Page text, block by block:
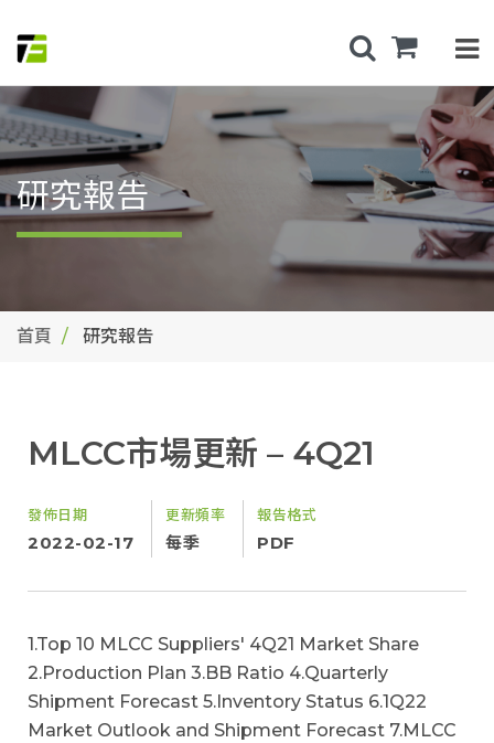
研究報告
首頁 研究報告
MLCC市場更新 – 4Q21
發佈日期
2022-02-17
更新頻率
每季
報告格式
PDF
1.Top 10 MLCC Suppliers' 4Q21 Market Share
2.Production Plan 3.BB Ratio 4.Quarterly
Shipment Forecast 5.Inventory Status 6.1Q22
Market Outlook and Shipment Forecast 7.MLCC